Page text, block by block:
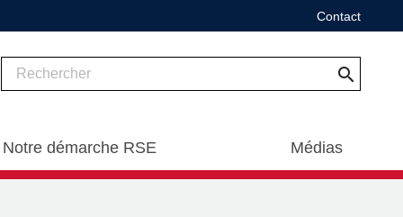
Contact
search
Notre démarche RSE Médias